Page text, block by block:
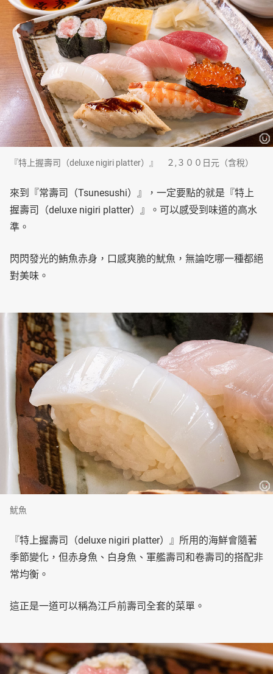
『特上握壽司（deluxe nigiri platter）』 ２,３００日元（含稅）
來到『常壽司（Tsunesushi）』，一定要點的就是『特上
握壽司（deluxe nigiri platter）』。可以感受到味道的高水
準。
閃閃發光的鮪魚赤身，口感爽脆的魷魚，無論吃哪一種都絕
對美味。
魷魚
『特上握壽司（deluxe nigiri platter）』所用的海鮮會隨著
季節變化，但赤身魚、白身魚、軍艦壽司和卷壽司的搭配非
常均衡。
這正是一道可以稱為江戶前壽司全套的菜單。